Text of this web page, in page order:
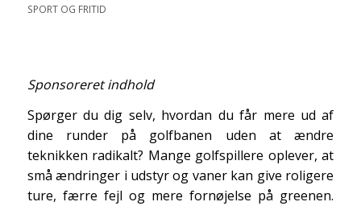
SPORT OG FRITID
Sponsoreret indhold
Spørger du dig selv, hvordan du får mere ud af
dine runder på golfbanen uden at ændre
teknikken radikalt? Mange golfspillere oplever, at
små ændringer i udstyr og vaner kan give roligere
ture, færre fejl og mere fornøjelse på greenen.